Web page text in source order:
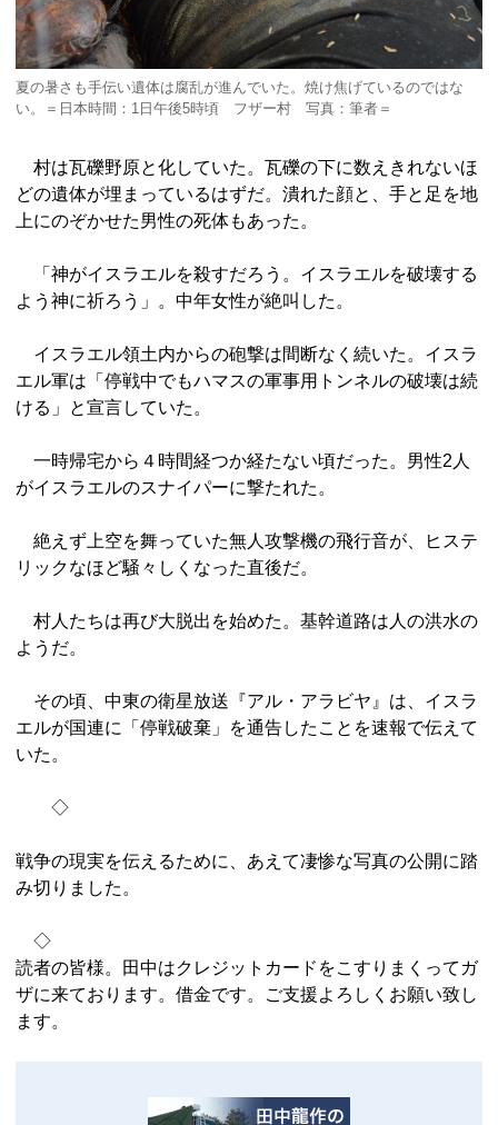
夏の暑さも手伝い遺体は腐乱が進んでいた。焼け焦げているのではな
い。＝日本時間：1日午後5時頃 フザー村 写真：筆者＝
村は瓦礫野原と化していた。瓦礫の下に数えきれないほ
どの遺体が埋まっているはずだ。潰れた顔と、手と足を地
上にのぞかせた男性の死体もあった。
「神がイスラエルを殺すだろう。イスラエルを破壊する
よう神に祈ろう」。中年女性が絶叫した。
イスラエル領土内からの砲撃は間断なく続いた。イスラ
エル軍は「停戦中でもハマスの軍事用トンネルの破壊は続
ける」と宣言していた。
一時帰宅から４時間経つか経たない頃だった。男性2人
がイスラエルのスナイパーに撃たれた。
絶えず上空を舞っていた無人攻撃機の飛行音が、ヒステ
リックなほど騒々しくなった直後だ。
村人たちは再び大脱出を始めた。基幹道路は人の洪水の
ようだ。
その頃、中東の衛星放送『アル・アラビヤ』は、イスラ
エルが国連に「停戦破棄」を通告したことを速報で伝えて
いた。
◇
戦争の現実を伝えるために、あえて凄惨な写真の公開に踏
み切りました。
◇
読者の皆様。田中はクレジットカードをこすりまくってガ
ザに来ております。借金です。ご支援よろしくお願い致し
ます。